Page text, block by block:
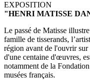
EXPOSITION
"HENRI MATISSE
Le passé de Matisse
famille de tisserands,
région avant de l'ouvrir sur
d'une centaine d'œuvres,
notamment de la
musées français.